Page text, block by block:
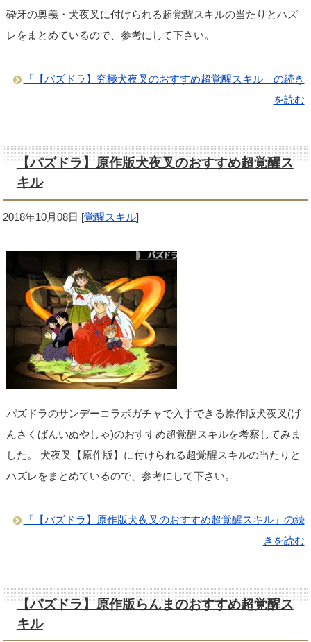
砕牙の奥義・犬夜叉に付けられる超覚醒スキルの当たりとハズ
レをまとめているので、参考にして下さい。
「【パズドラ】究極犬夜叉のおすすめ超覚醒スキル」の続き
を読む
【パズドラ】原作版犬夜叉のおすすめ超覚醒ス
キル
2018年10月08日 [覚醒スキル]
パズドラのサンデーコラボガチャで入手できる原作版犬夜叉(げ
んさくばんいぬやしゃ)のおすすめ超覚醒スキルを考察してみま
した。 犬夜叉【原作版】に付けられる超覚醒スキルの当たりと
ハズレをまとめているので、参考にして下さい。
「【パズドラ】原作版犬夜叉のおすすめ超覚醒スキル」の続
きを読む
【パズドラ】原作版らんまのおすすめ超覚醒ス
キル